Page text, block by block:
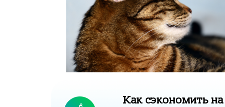
Как сэкономить на